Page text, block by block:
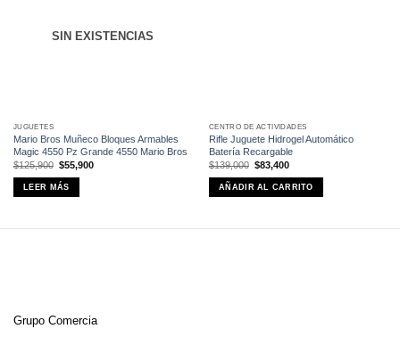
SIN EXISTENCIAS
JUGUETES
Mario Bros Muñeco Bloques Armables
Magic 4550 Pz Grande 4550 Mario Bros
$125,900 El
precio
original
era:
$125,900.
$55,900El
LEER MÁS
CENTRO DE ACTIVIDADES
Rifle Juguete Hidrogel Automático
Batería Recargable
$139,000 El
precio
original
era:
$139,000.
$83,400El
actual
es:
$83,400.
AÑADIR AL CARRITO
Grupo Comercia